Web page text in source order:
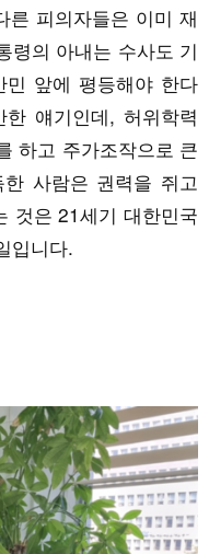
른 피의자들은 이미 재
령의 아내는 수사도 기
앞에 평등해야 한다
얘기인데, 허위학력
하고 주가조작으로 큰
사람은 권력을 쥐고
것은 21세기 대한민국
입니다.